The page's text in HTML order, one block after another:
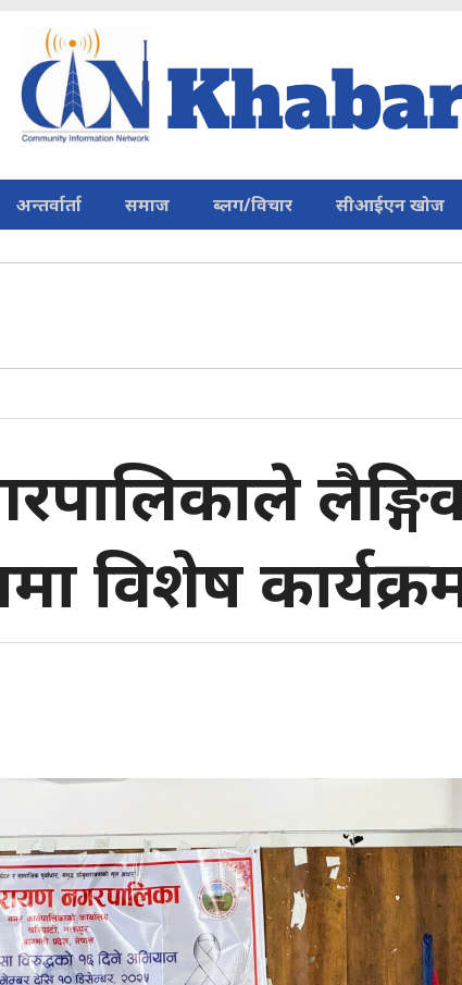
अन्तर्वार्ता समाज ब्लग/विचार सीआईएन खोज
विशेष